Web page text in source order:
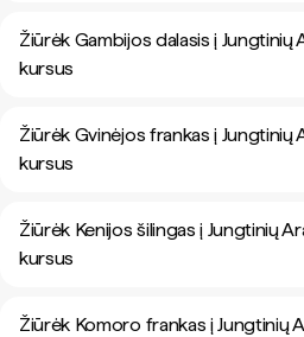
Žiūrėk Gambijos dalasis į Jungtinių
kursus
Žiūrėk Gvinėjos frankas į Jungtinių
kursus
Žiūrėk Kenijos šilingas į Jungtinių
kursus
Žiūrėk Komoro frankas į Jungtinių